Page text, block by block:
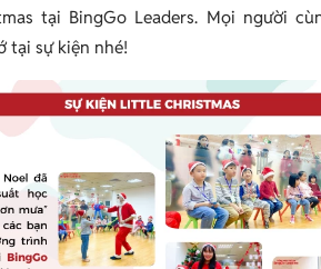
tại BingGo Leaders. Mọi người
tại sự kiện nhé!